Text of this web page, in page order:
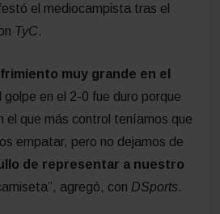
el mediocampista tras el
TyC.
muy grande en el
golpe en el 2-0 fue duro porque
el que más control teníamos que
empatar, pero no dejamos de
de representar a nuestro
agregó, con DSports.